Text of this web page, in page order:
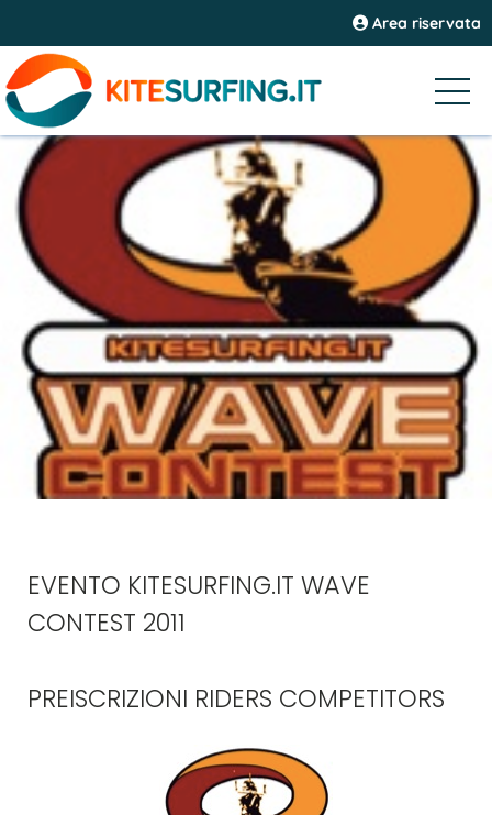
Area riservata
EVENTO KITESURFING.IT WAVE
CONTEST 2011
PREISCRIZIONI RIDERS COMPETITORS